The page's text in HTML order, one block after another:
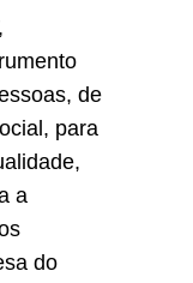
de
para
a
do